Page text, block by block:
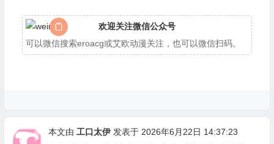
欢迎关注微信公众号
可以微信搜索eroacg或艾欧动漫关注，也可以微信扫码。
本文由 工口太伊发表于 2026年6月22日 14:37:23